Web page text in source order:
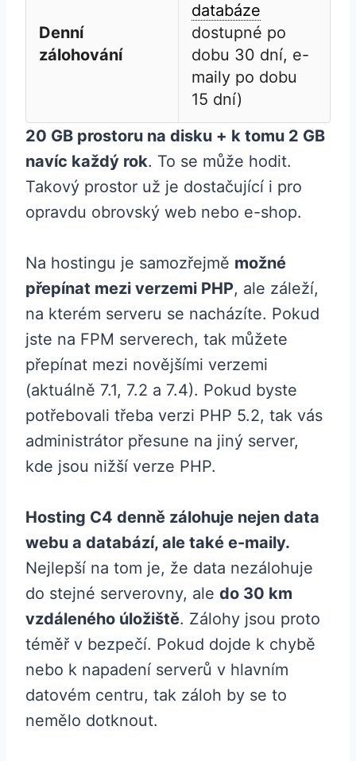
Denní
zálohování
databáze
dostupné po
dobu 30 dní, e-
maily po dobu
15 dní)
20 GB prostoru na disku + k tomu 2 GB
navíc každý rok. To se může hodit.
Takový prostor už je dostačující i pro
opravdu obrovský web nebo e-shop.
Na hostingu je samozřejmě možné
přepínat mezi verzemi PHP, ale záleží,
na kterém serveru se nacházíte. Pokud
jste na FPM serverech, tak můžete
přepínat mezi novějšími verzemi
(aktuálně 7.1, 7.2 a 7.4). Pokud byste
potřebovali třeba verzi PHP 5.2, tak vás
administrátor přesune na jiný server,
kde jsou nižší verze PHP.
Hosting C4 denně zálohuje nejen data
webu a databází, ale také e-maily.
Nejlepší na tom je, že data nezálohuje
do stejné serverovny, ale do 30 km
vzdáleného úložiště. Zálohy jsou proto
téměř v bezpečí. Pokud dojde k chybě
nebo k napadení serverů v hlavním
datovém centru, tak záloh by se to
nemělo dotknout.